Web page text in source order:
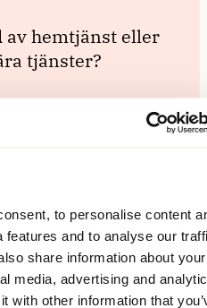
to personalise content
and to analyse our
share information about your
media, advertising and
with other information that